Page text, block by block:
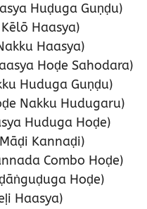
Huḍuga Guṇḍu)
Haasya)
Haasya)
Hoḍe Sahodara)
Huduga Guṇḍu)
Nakku Hudugaru)
Huduga Hoḍe)
Kannaḍi)
Combo Hoḍe)
Hoḍe)
Haasya)